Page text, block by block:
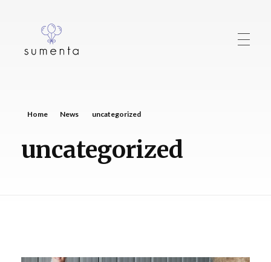
HOCHZEIT
Home News uncategorized
uncategorized